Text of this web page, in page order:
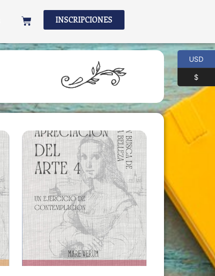
INSCRIPCIONES
USD
$